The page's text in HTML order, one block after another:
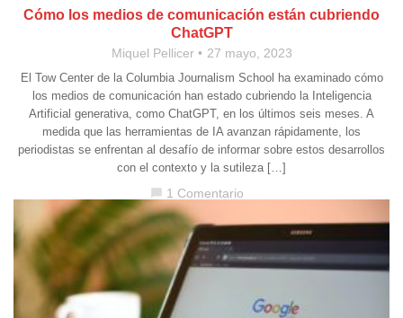
Cómo los medios de comunicación están cubriendo
ChatGPT
Miquel Pellicer 27 mayo, 2023
El Tow Center de la Columbia Journalism School ha examinado cómo
los medios de comunicación han estado cubriendo la Inteligencia
Artificial generativa, como ChatGPT, en los últimos seis meses. A
medida que las herramientas de IA avanzan rápidamente, los
periodistas se enfrentan al desafío de informar sobre estos desarrollos
con el contexto y la sutileza […]
1 Comentario